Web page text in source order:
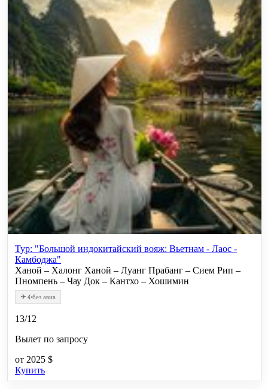
Тур: "Большой индокитайский вояж: Вьетнам - Лаос -
Камбоджа"
Ханой – Халонг Ханой – Луанг Прабанг – Сием Рип –
Пномпень – Чау Док – Кантхо – Хошимин
✈✈без авиа
13/12
Вылет по запросу
от 2025 $
Купить